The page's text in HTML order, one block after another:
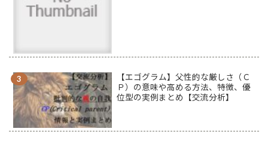
【エゴグラム】父性的な厳しさ（Ｃ
Ｐ）の意味や高める方法、特徴、優
位型の実例まとめ【交流分析】